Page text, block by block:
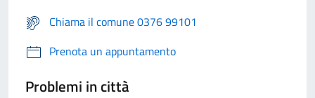
Chiama il comune 0376 99101
Prenota un appuntamento
Problemi in città